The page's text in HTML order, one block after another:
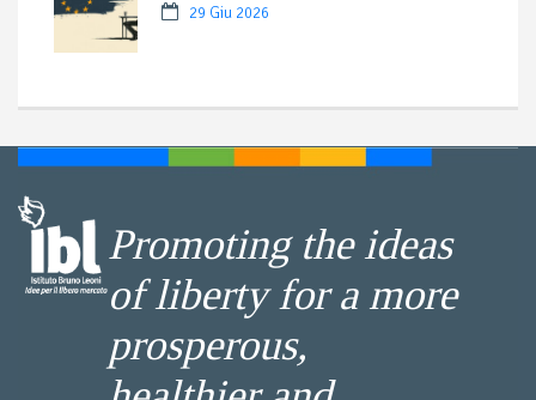
29 Giu 2026
Promoting the ideas
of liberty for a more
prosperous,